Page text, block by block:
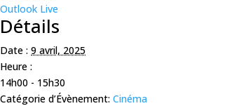
Outlook Live
Détails
Date : 9 avril, 2025
Heure :
14h00 - 15h30
Catégorie d’Évènement: Cinéma